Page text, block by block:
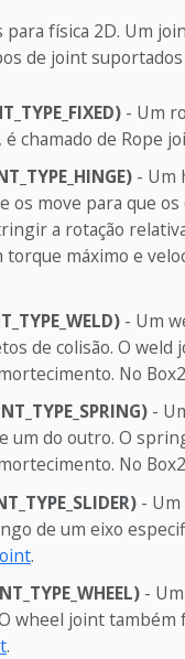
física 2D. Um
de joint suportados
- Um
chamado de Rope
- Um
os move para que
a rotação
máximo e
- Um
de colisão. O weld
No
-
um do outro. O
No
- Um
de um eixo
.
-
wheel joint também
.